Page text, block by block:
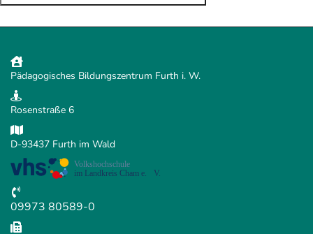
Pädagogisches Bildungszentrum Furth i. W.
Rosenstraße 6
D-93437 Furth im Wald
09973 80589-0